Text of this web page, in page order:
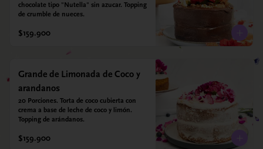
chocolate tipo "Nutella" sin azucar. Topping
de crumble de nueces.
$159.900
Grande de Limonada de Coco y
arandanos
20 Porciones. Torta de coco cubierta con
crema a base de leche de coco y limón.
Topping de arándanos.
$159.900